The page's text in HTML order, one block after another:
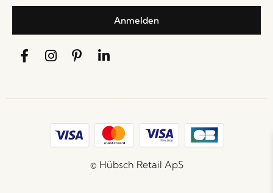
Anmelden
© Hübsch Retail ApS